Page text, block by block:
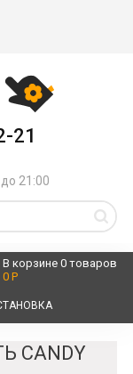
21
21:00
В корзине 0 товаров
0 Р
CANDY